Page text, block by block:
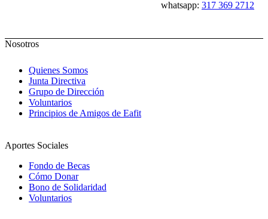
whatsapp: 317 369 2712
Nosotros
Quienes Somos
Junta Directiva
Grupo de Dirección
Voluntarios
Principios de Amigos de Eafit
Aportes Sociales
Fondo de Becas
Cómo Donar
Bono de Solidaridad
Voluntarios